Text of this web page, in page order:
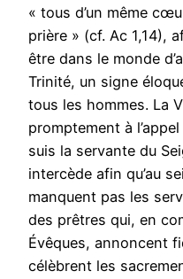
« tous d’un même
prière » (cf. Ac 1,14),
être dans le monde
Trinité, un signe
tous les hommes. La
promptement à
suis la servante du
intercède afin qu’au
manquent pas les
des prêtres qui, en
Évêques, annoncent
célèbrent les